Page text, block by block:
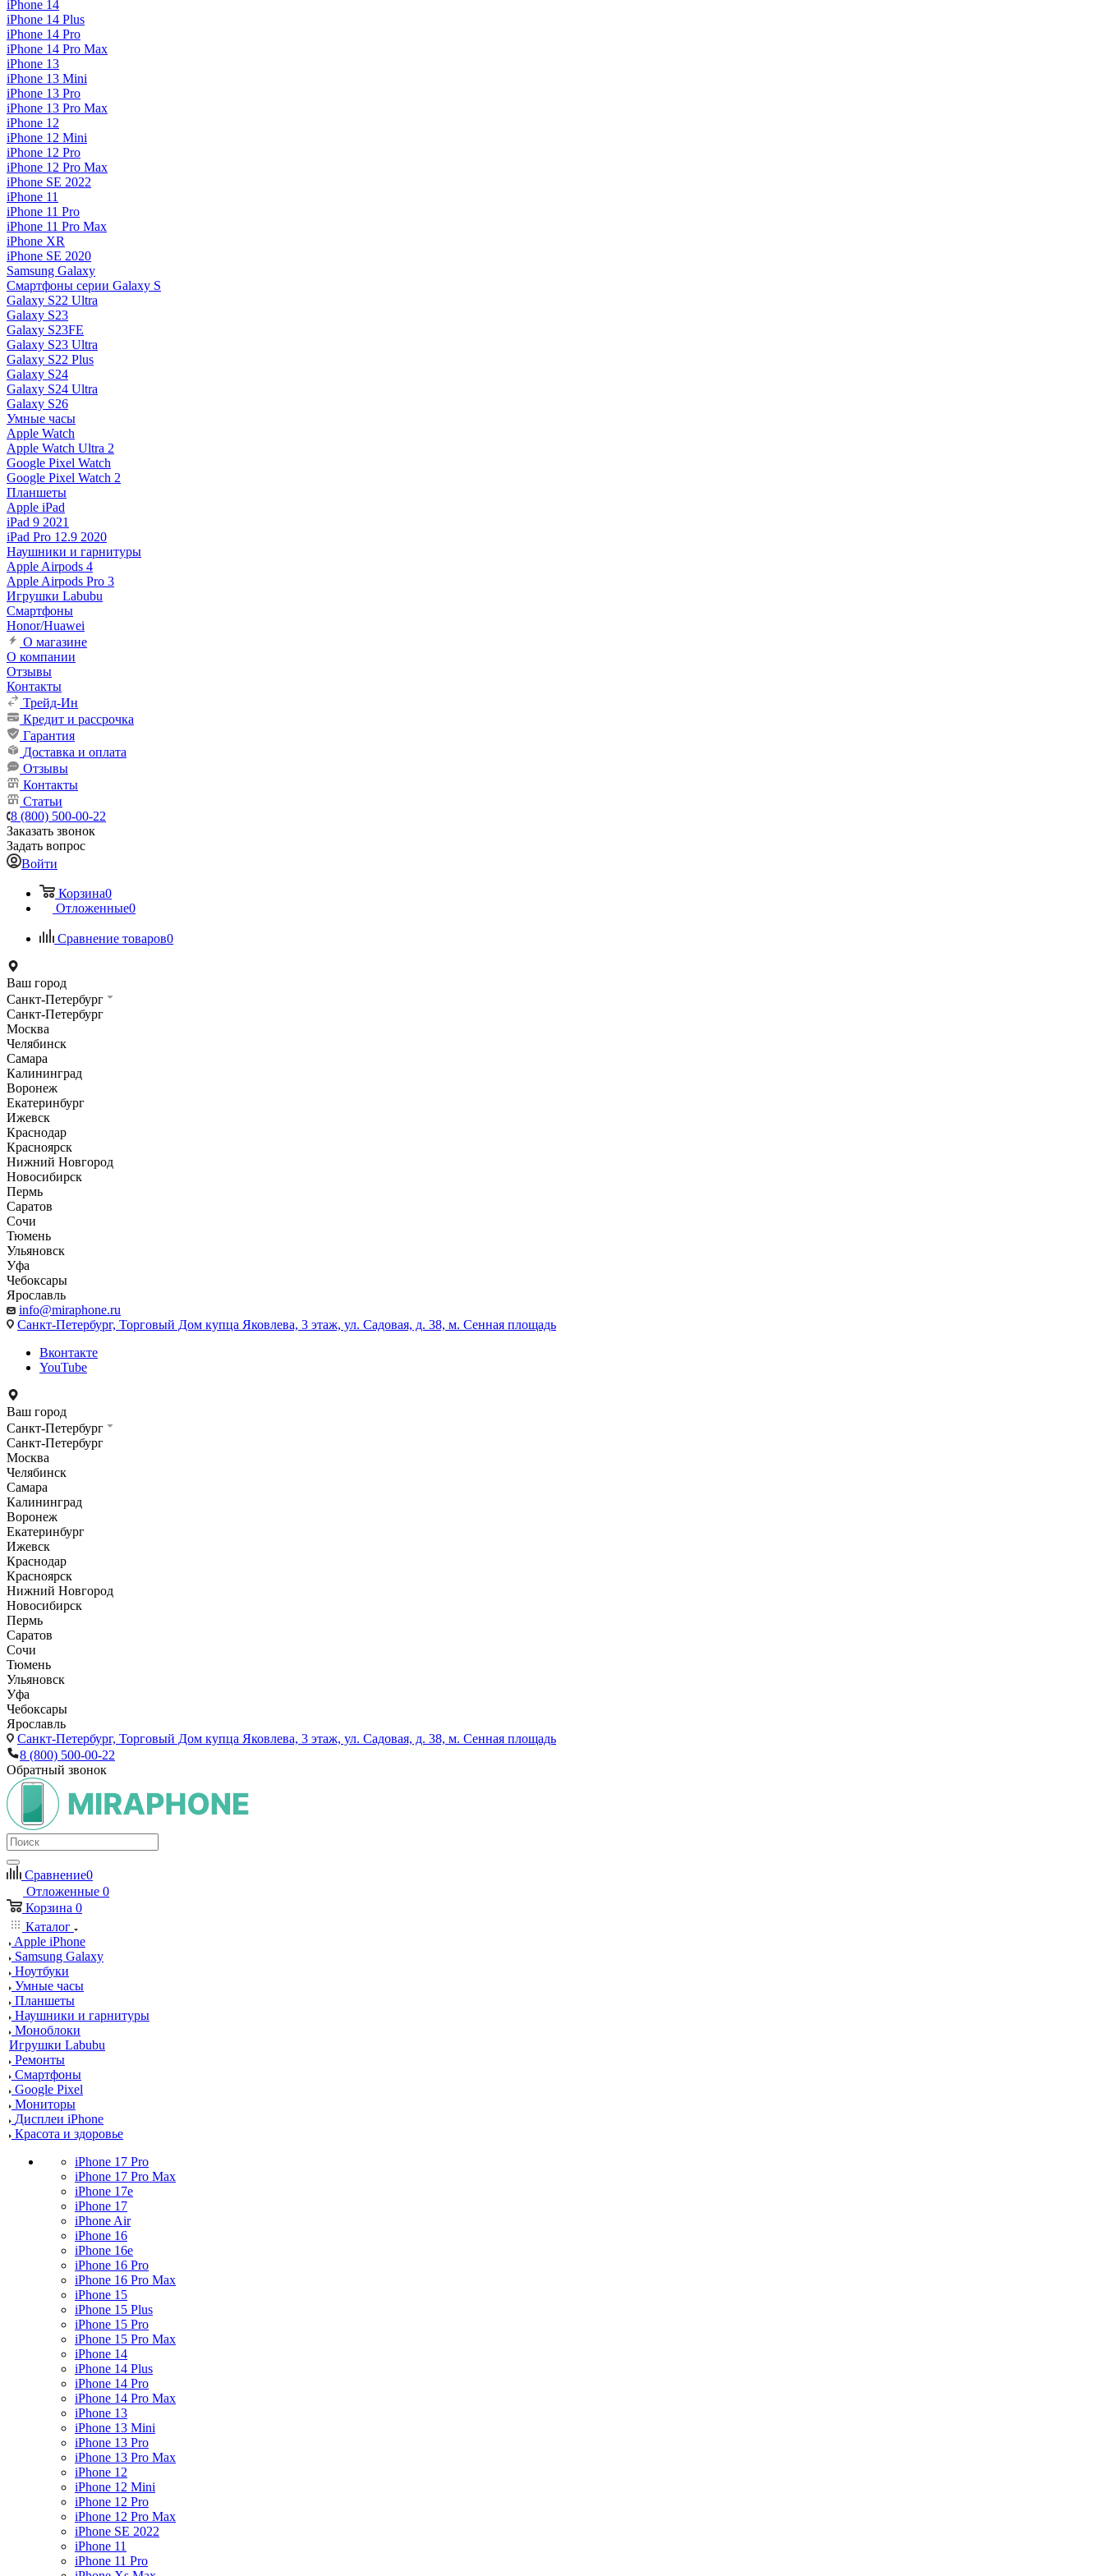
iPhone 14
iPhone 14 Plus
iPhone 14 Pro
iPhone 14 Pro Max
iPhone 13
iPhone 13 Mini
iPhone 13 Pro
iPhone 13 Pro Max
iPhone 12
iPhone 12 Mini
iPhone 12 Pro
iPhone 12 Pro Max
iPhone SE 2022
iPhone 11
iPhone 11 Pro
iPhone 11 Pro Max
iPhone XR
iPhone SE 2020
Samsung Galaxy
Смартфоны серии Galaxy S
Galaxy S22 Ultra
Galaxy S23
Galaxy S23FE
Galaxy S23 Ultra
Galaxy S22 Plus
Galaxy S24
Galaxy S24 Ultra
Galaxy S26
Умные часы
Apple Watch
Apple Watch Ultra 2
Google Pixel Watch
Google Pixel Watch 2
Планшеты
Apple iPad
iPad 9 2021
iPad Pro 12.9 2020
Наушники и гарнитуры
Apple Airpods 4
Apple Airpods Pro 3
Игрушки Labubu
Смартфоны
Honor/Huawei
О магазине
О компании
Отзывы
Контакты
Трейд-Ин
Кредит и рассрочка
Гарантия
Доставка и оплата
Отзывы
Контакты
Статьи
8 (800) 500-00-22
Заказать звонок
Задать вопрос
Войти
Корзина0
Отложенные0
Сравнение товаров0
Ваш город
Санкт-Петербург
Санкт-Петербург
Москва
Челябинск
Самара
Калининград
Воронеж
Екатеринбург
Ижевск
Краснодар
Красноярск
Нижний Новгород
Новосибирск
Пермь
Саратов
Сочи
Тюмень
Ульяновск
Уфа
Чебоксары
Ярославль
info@miraphone.ru
Санкт-Петербург, Торговый Дом купца Яковлева, 3 этаж, ул. Садовая, д. 38, м. Сенная площадь
Вконтакте
YouTube
Ваш город
Санкт-Петербург
Санкт-Петербург
Москва
Челябинск
Самара
Калининград
Воронеж
Екатеринбург
Ижевск
Краснодар
Красноярск
Нижний Новгород
Новосибирск
Пермь
Саратов
Сочи
Тюмень
Ульяновск
Уфа
Чебоксары
Ярославль
Санкт-Петербург, Торговый Дом купца Яковлева, 3 этаж, ул. Садовая, д. 38, м. Сенная площадь
8 (800) 500-00-22
Обратный звонок
Сравнение0
Отложенные 0
Корзина 0
Каталог
Apple iPhone
Samsung Galaxy
Ноутбуки
Умные часы
Планшеты
Наушники и гарнитуры
Моноблоки
Игрушки Labubu
Ремонты
Смартфоны
Google Pixel
Мониторы
Дисплеи iPhone
Красота и здоровье
iPhone 17 Pro
iPhone 17 Pro Max
iPhone 17e
iPhone 17
iPhone Air
iPhone 16
iPhone 16e
iPhone 16 Pro
iPhone 16 Pro Max
iPhone 15
iPhone 15 Plus
iPhone 15 Pro
iPhone 15 Pro Max
iPhone 14
iPhone 14 Plus
iPhone 14 Pro
iPhone 14 Pro Max
iPhone 13
iPhone 13 Mini
iPhone 13 Pro
iPhone 13 Pro Max
iPhone 12
iPhone 12 Mini
iPhone 12 Pro
iPhone 12 Pro Max
iPhone SE 2022
iPhone 11
iPhone 11 Pro